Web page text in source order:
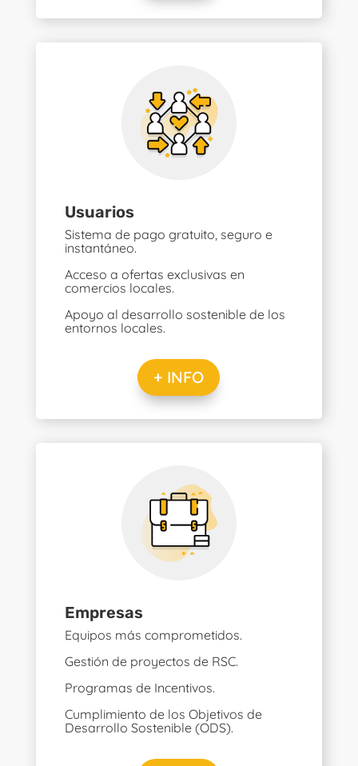
Usuarios
Sistema de pago gratuito, seguro e
instantáneo.
Acceso a ofertas exclusivas en
comercios locales.
Apoyo al desarrollo sostenible de los
entornos locales.
+ INFO
Empresas
Equipos más comprometidos.
Gestión de proyectos de RSC.
Programas de Incentivos.
Cumplimiento de los Objetivos de
Desarrollo Sostenible (ODS).